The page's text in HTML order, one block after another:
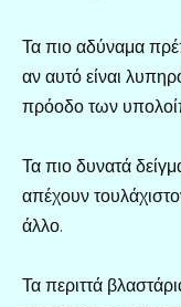
Τα πιο αδύναμα
αν αυτό είναι
πρόοδο των
Τα πιο δυνατά
απέχουν
άλλο.
Τα περιττά